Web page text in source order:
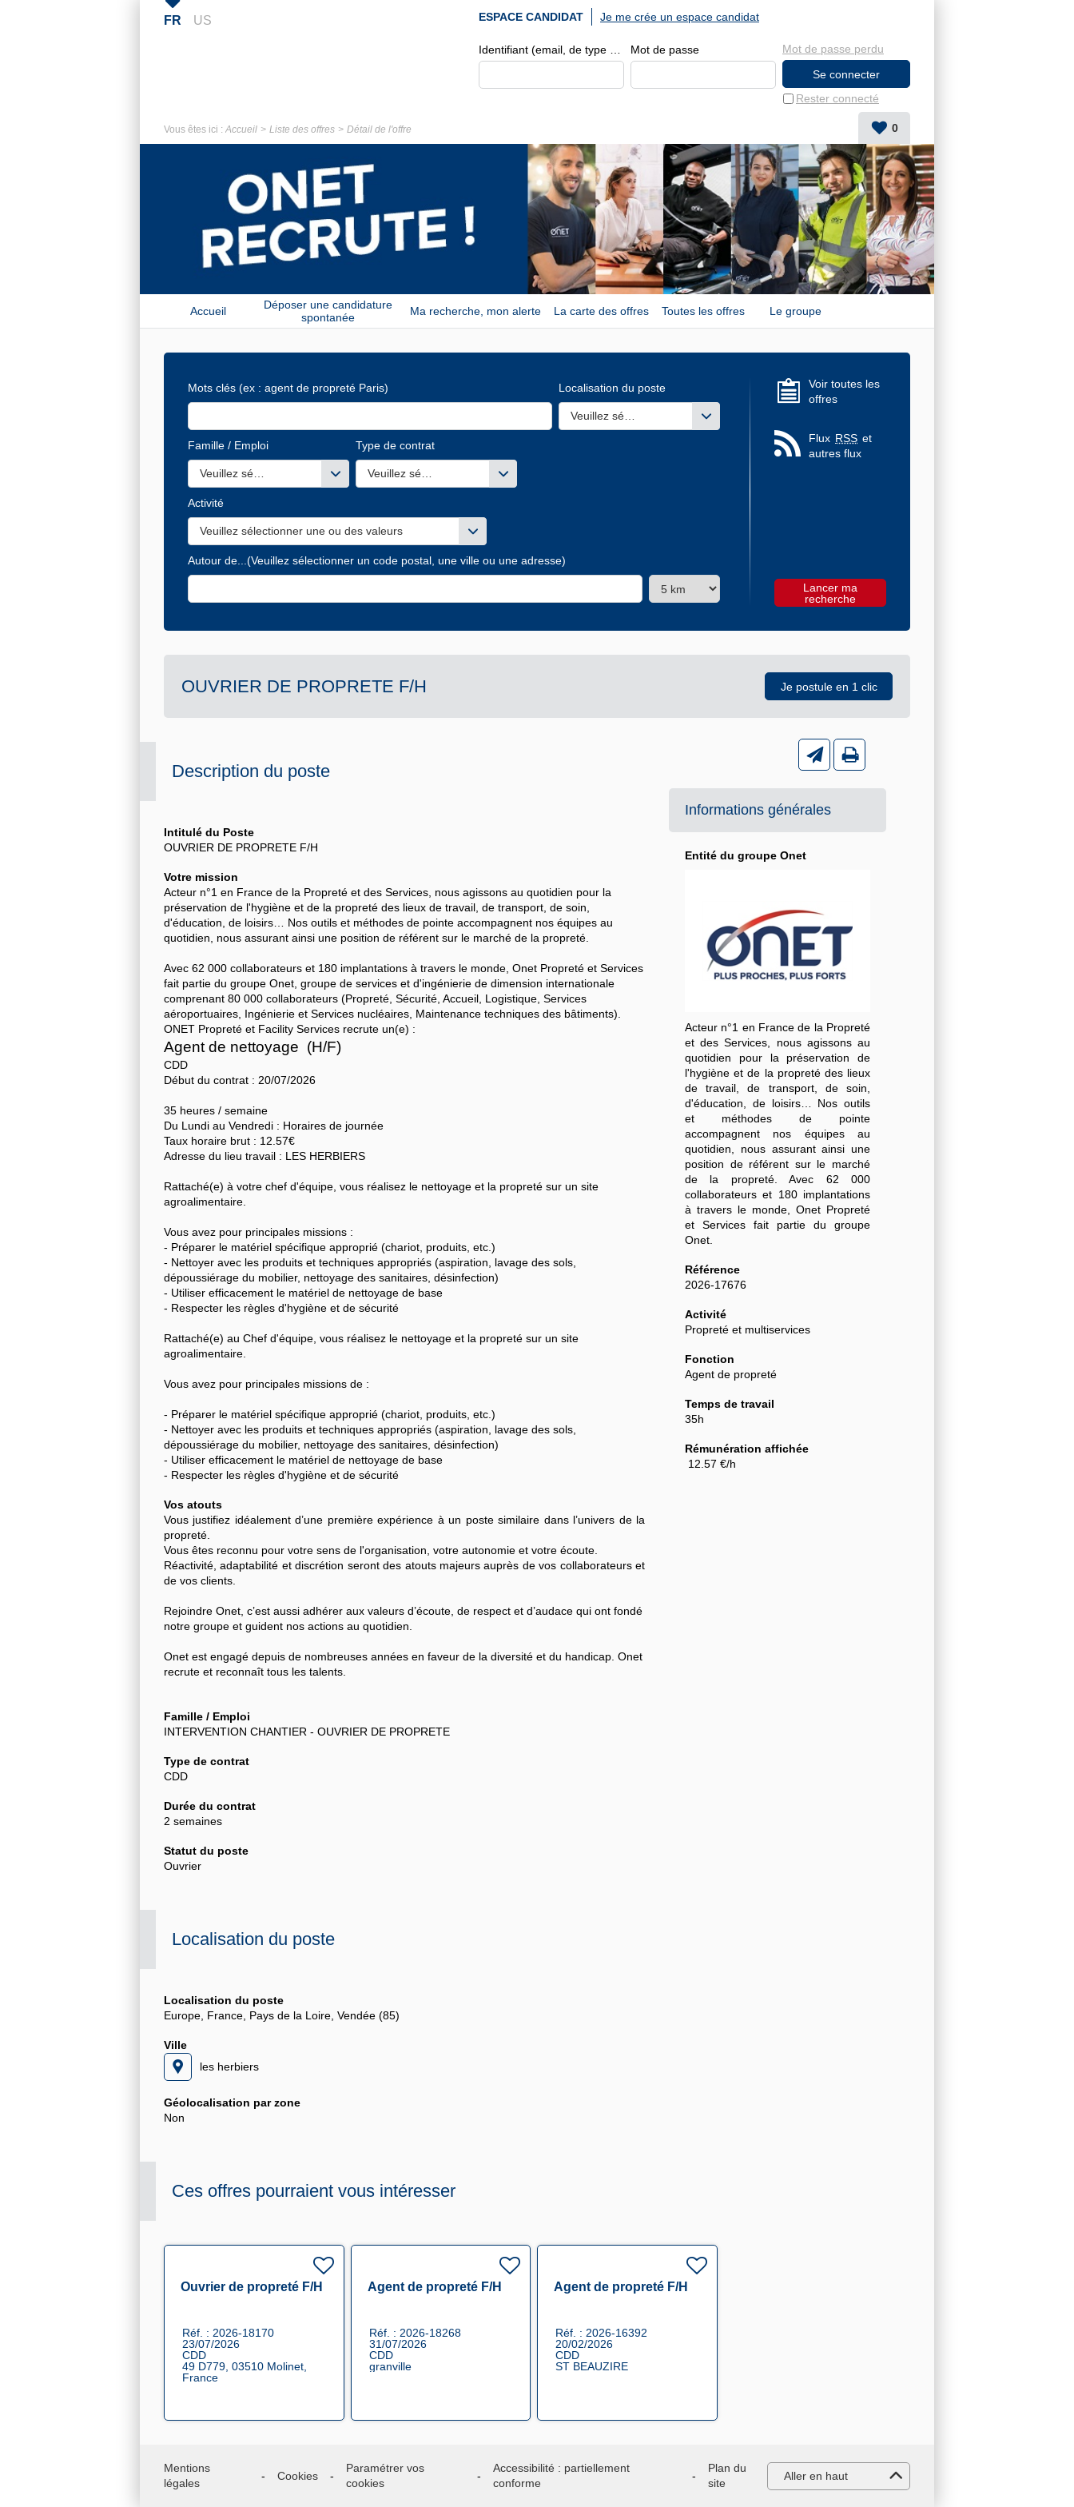
FR US ESPACE CANDIDAT
Mot de passe
Rester connecté
Mot de passe perdu
Je me crée un espace candidat
Vous êtes ici : Accueil Liste des offres Détail de l'offre 0
Accueil
Déposer une candidature
spontanée
Ma recherche, mon alerte La carte des offres Toutes les offres Le groupe
Mots clés (ex : agent de propreté Paris) Localisation du poste
Veuillez sélectionner une ou des valeurs
Famille / Emploi
Veuillez sélectionner une ou des valeurs
Type de contrat
Veuillez sélectionner une ou des valeurs
Activité
Veuillez sélectionner une ou des valeurs
Autour de...(Veuillez sélectionner un code postal, une ville ou une adresse)
Voir toutes les
offres
Flux RSS et
autres flux
OUVRIER DE PROPRETE F/H
Description du poste
Intitulé du Poste
OUVRIER DE PROPRETE F/H
Votre mission
Acteur n°1 en France de la Propreté et des Services, nous agissons au quotidien pour la
préservation de l'hygiène et de la propreté des lieux de travail, de transport, de soin,
d'éducation, de loisirs… Nos outils et méthodes de pointe accompagnent nos équipes au
quotidien, nous assurant ainsi une position de référent sur le marché de la propreté.
Avec 62 000 collaborateurs et 180 implantations à travers le monde, Onet Propreté et Services
fait partie du groupe Onet, groupe de services et d'ingénierie de dimension internationale
comprenant 80 000 collaborateurs (Propreté, Sécurité, Accueil, Logistique, Services
aéroportuaires, Ingénierie et Services nucléaires, Maintenance techniques des bâtiments).
ONET Propreté et Facility Services recrute un(e) :
Agent de nettoyage (H/F)
CDD
Début du contrat : 20/07/2026
35 heures / semaine
Du Lundi au Vendredi : Horaires de journée
Taux horaire brut : 12.57€
Adresse du lieu travail : LES HERBIERS
Rattaché(e) à votre chef d'équipe, vous réalisez le nettoyage et la propreté sur un site
agroalimentaire.
Vous avez pour principales missions :
- Préparer le matériel spécifique approprié (chariot, produits, etc.)
- Nettoyer avec les produits et techniques appropriés (aspiration, lavage des sols,
dépoussiérage du mobilier, nettoyage des sanitaires, désinfection)
- Utiliser efficacement le matériel de nettoyage de base
- Respecter les règles d'hygiène et de sécurité
Rattaché(e) au Chef d'équipe, vous réalisez le nettoyage et la propreté sur un site
agroalimentaire.
Vous avez pour principales missions de :
- Préparer le matériel spécifique approprié (chariot, produits, etc.)
- Nettoyer avec les produits et techniques appropriés (aspiration, lavage des sols,
dépoussiérage du mobilier, nettoyage des sanitaires, désinfection)
- Utiliser efficacement le matériel de nettoyage de base
- Respecter les règles d'hygiène et de sécurité
Vos atouts
Vous justifiez idéalement d’une première expérience à un poste similaire dans l’univers de la
propreté.
Vous êtes reconnu pour votre sens de l'organisation, votre autonomie et votre écoute.
Réactivité, adaptabilité et discrétion seront des atouts majeurs auprès de vos collaborateurs et
de vos clients.
Rejoindre Onet, c’est aussi adhérer aux valeurs d’écoute, de respect et d’audace qui ont fondé
notre groupe et guident nos actions au quotidien.
Onet est engagé depuis de nombreuses années en faveur de la diversité et du handicap. Onet
recrute et reconnaît tous les talents.
Famille / Emploi
INTERVENTION CHANTIER - OUVRIER DE PROPRETE
Type de contrat
CDD
Durée du contrat
2 semaines
Statut du poste
Ouvrier
Localisation du poste
Localisation du poste
Europe, France, Pays de la Loire, Vendée (85)
Ville
les herbiers
Géolocalisation par zone
Non
Informations générales
Entité du groupe Onet
Acteur n°1 en France de la Propreté
et des Services, nous agissons au
quotidien pour la préservation de
l'hygiène et de la propreté des lieux
de travail, de transport, de soin,
d'éducation, de loisirs… Nos outils
et méthodes de pointe
accompagnent nos équipes au
quotidien, nous assurant ainsi une
position de référent sur le marché
de la propreté. Avec 62 000
collaborateurs et 180 implantations
à travers le monde, Onet Propreté
et Services fait partie du groupe
Onet.
Référence
2026-17676
Activité
Propreté et multiservices
Fonction
Agent de propreté
Temps de travail
35h
Rémunération affichée
‎ 12.57 €/h
Ces offres pourraient vous intéresser
Ouvrier de propreté F/H
Réf. : 2026-18170
23/07/2026
CDD
49 D779, 03510 Molinet,
France
Agent de propreté F/H
Réf. : 2026-18268
31/07/2026
CDD
granville
Agent de propreté F/H
Réf. : 2026-16392
20/02/2026
CDD
ST BEAUZIRE
Mentions
légales
Cookies
Paramétrer vos
cookies
Accessibilité : partiellement
conforme
Plan du
site
Aller en haut